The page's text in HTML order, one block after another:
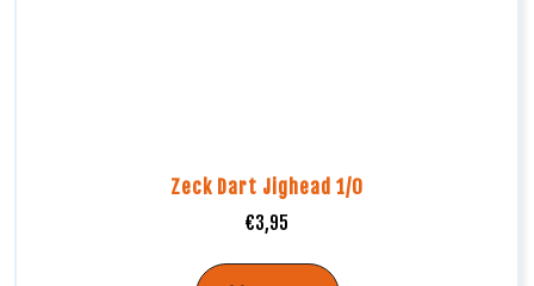
Zeck Dart Jighead 1/0
€3,95